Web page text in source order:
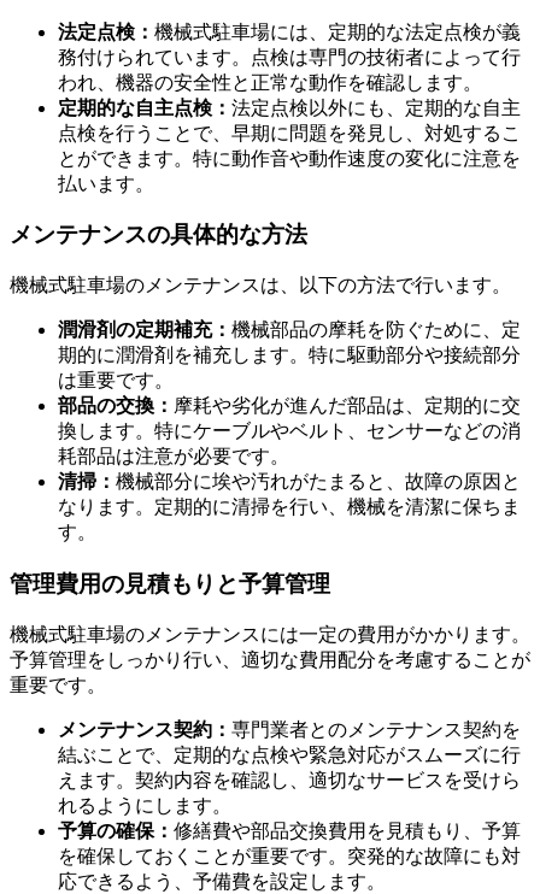
エレベータ方式の機械式駐車場
法定点検： 機械式駐車場には、定期的な法定点検が義
務付けられています。点検は専門の技術者によって行
われ、機器の安全性と正常な動作を確認します。
定期的な自主点検： 法定点検以外にも、定期的な自主
点検を行うことで、早期に問題を発見し、対処するこ
とができます。特に動作音や動作速度の変化に注意を
払います。
メンテナンスの具体的な方法
機械式駐車場のメンテナンスは、以下の方法で行います。
潤滑剤の定期補充： 機械部品の摩耗を防ぐために、定
期的に潤滑剤を補充します。特に駆動部分や接続部分
は重要です。
部品の交換： 摩耗や劣化が進んだ部品は、定期的に交
換します。特にケーブルやベルト、センサーなどの消
耗部品は注意が必要です。
清掃： 機械部分に埃や汚れがたまると、故障の原因と
なります。定期的に清掃を行い、機械を清潔に保ちま
す。
管理費用の見積もりと予算管理
機械式駐車場のメンテナンスには一定の費用がかかります。
予算管理をしっかり行い、適切な費用配分を考慮することが
重要です。
メンテナンス契約： 専門業者とのメンテナンス契約を
結ぶことで、定期的な点検や緊急対応がスムーズに行
えます。契約内容を確認し、適切なサービスを受けら
れるようにします。
予算の確保： 修繕費や部品交換費用を見積もり、予算
を確保しておくことが重要です。突発的な故障にも対
応できるよう、予備費を設定します。